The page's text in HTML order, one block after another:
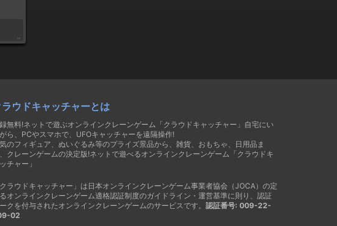
CP
ラウドキャッチャーとは
無料!ネットで遊ぶオンラインクレーンゲーム「クラウドキャッチャー」自宅にい
ら、PCやスマホで、UFOキャッチャーを遠隔操作!
のフィギュア、ぬいぐるみ等のプライズ景品から、雑貨、おもちゃ、日用品ま
クレーンゲームの決定版!ネットで遊べるオンラインクレーンゲーム「クラウドキ
チャー」
クラウドキャッチャー」は日本オンラインクレーンゲーム事業者協会（JOCA）の定
オンラインクレーンゲーム適格認証制度のガイドライン・運営基準に則り、認証
クを付与されたオンラインクレーンゲームのサービスです。 認証番号: 009-22-
02